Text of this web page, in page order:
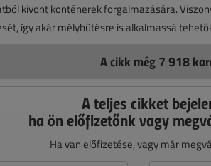
kivont konténerek forgalmazására.
így akár mélyhűtésre is alkalmassá
A cikk még 7 918
A teljes cikket
ha ön előfizetőnk vagy
Ha van előfizetése, vagy már